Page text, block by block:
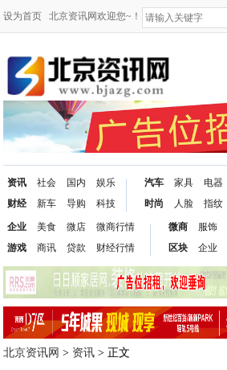
设为首页 北京资讯网欢迎您~！
资讯
财经
社会
新车
国内
导购
娱乐
科技
汽车
时尚
家具
人脸
电器
指纹
企业
游戏
美食
商讯
微店
贷款
微商行情
财经行情
微商
区块
服饰
企业
北京资讯网 > 资讯 > 正文